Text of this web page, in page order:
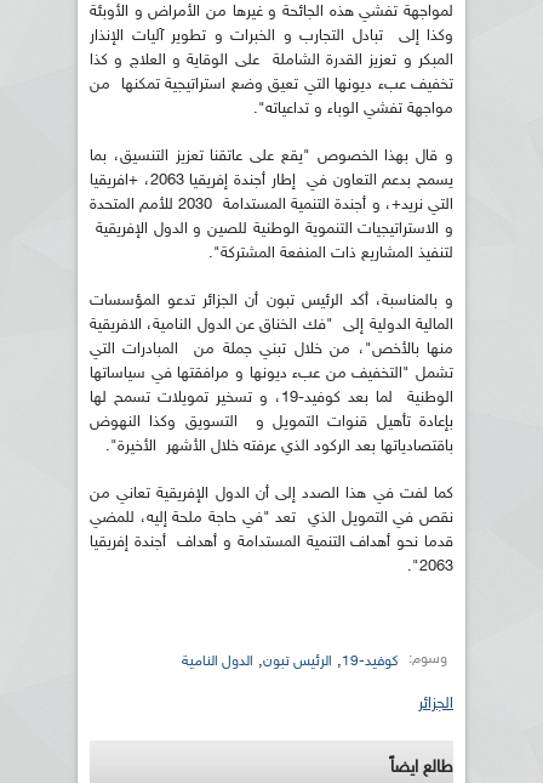
لمواجهة تفشي هذه الجائحة و غيرها من الأمراض و الأوبئة
وكذا إلى تبادل التجارب و الخبرات و تطوير آليات الإنذار
المبكر و تعزيز القدرة الشاملة على الوقاية و العلاج و كذا
تخفيف عبء ديونها التي تعيق وضع استراتيجية تمكنها من
مواجهة تفشي الوباء و تداعياته".
و قال بهذا الخصوص "يقع على عاتقنا تعزيز التنسيق، بما
يسمح بدعم التعاون في إطار أجندة إفريقيا 2063، +افريقيا
التي نريد+، و أجندة التنمية المستدامة 2030 للأمم المتحدة
و الاستراتيجيات التنموية الوطنية للصين و الدول الإفريقية
لتنفيذ المشاريع ذات المنفعة المشتركة".
و بالمناسبة، أكد الرئيس تبون أن الجزائر تدعو المؤسسات
المالية الدولية إلى "فك الخناق عن الدول النامية، الافريقية
منها بالأخص"، من خلال تبني جملة من المبادرات التي
تشمل "التخفيف من عبء ديونها و مرافقتها في سياساتها
الوطنية لما بعد كوفيد-19، و تسخير تمويلات تسمح لها
بإعادة تأهيل قنوات التمويل و التسويق وكذا النهوض
باقتصادياتها بعد الركود الذي عرفته خلال الأشهر الأخيرة".
كما لفت في هذا الصدد إلى أن الدول الإفريقية تعاني من
نقص في التمويل الذي تعد "في حاجة ملحة إليه، للمضي
قدما نحو أهداف التنمية المستدامة و أهداف أجندة إفريقيا
2063".
وسوم: كوفيد-19 , الرئيس تبون, الدول النامية
الجزائر
طالع ايضاً